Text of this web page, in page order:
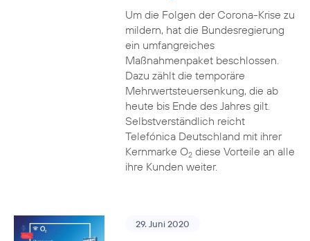
Um die Folgen der Corona-Krise zu
mildern, hat die Bundesregierung
ein umfangreiches
Maßnahmenpaket beschlossen.
Dazu zählt die temporäre
Mehrwertsteuersenkung, die ab
heute bis Ende des Jahres gilt.
Selbstverständlich reicht
Telefónica Deutschland mit ihrer
Kernmarke O2diese Vorteile an alle
ihre Kunden weiter.
29. Juni 2020